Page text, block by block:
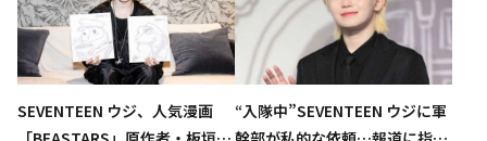
SEVENTEEN ウジ、人気漫画
“入隊中”SEVENTEEN ウジに軍